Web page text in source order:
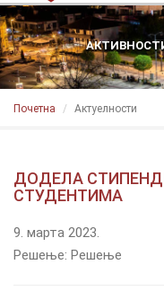
Почетна Актуeлности
ДОДЕЛА
СТУДЕНТИМА
9. марта 2023.
Решење: Решење